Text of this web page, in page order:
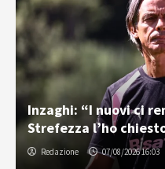
Inzaghi: “I nuovi ci
Strefezza l’ho
Redazione 07/08/2026 16:03